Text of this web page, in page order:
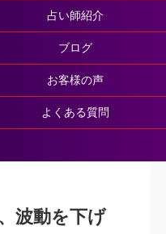
占い師紹介
ブログ
お客様の声
よくある質問
波動を下げ